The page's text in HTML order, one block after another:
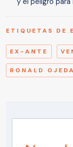
ETIQUETAS DE
EX-ANTE
RONALD OJEDA